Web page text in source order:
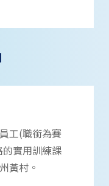
工(職銜為賽
實用訓練課
黃村。